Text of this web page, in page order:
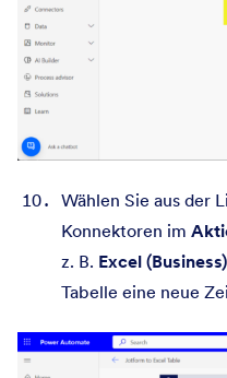
Wählen Sie aus der
Konnektoren im
z. B. Excel (Business)
Tabelle eine neue